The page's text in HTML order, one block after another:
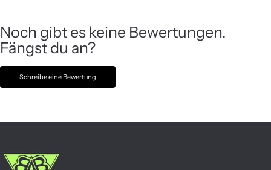
Noch gibt es keine Bewertungen.
Fängst du an?
Schreibe eine Bewertung